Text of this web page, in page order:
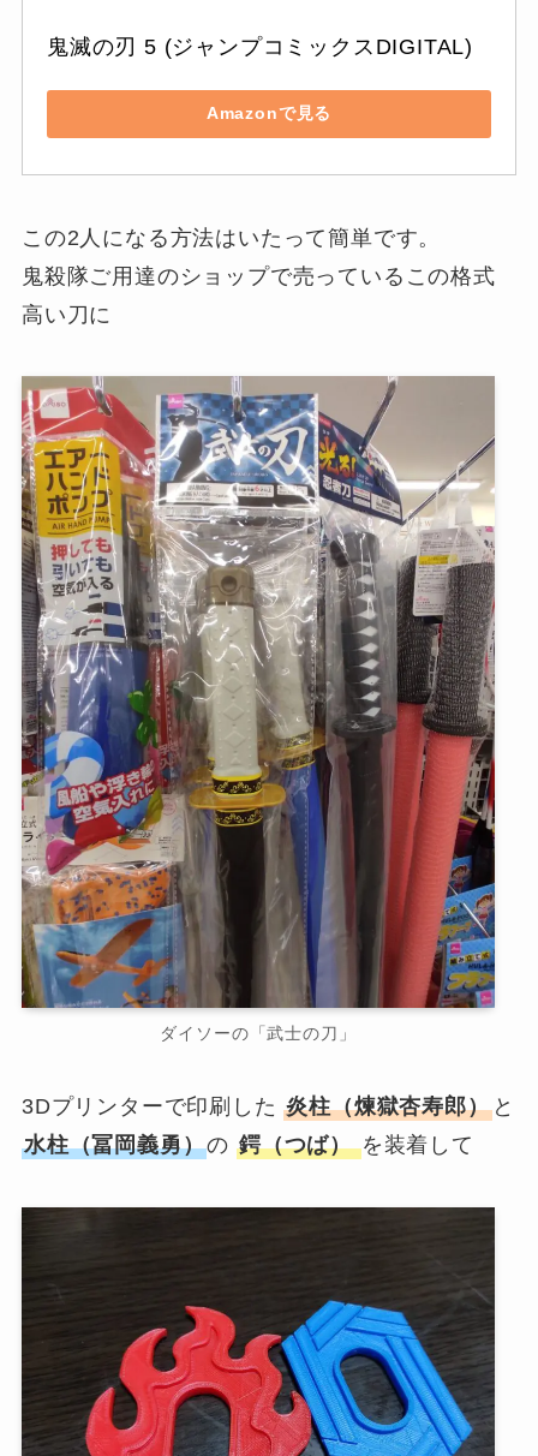
鬼滅の刃 5 (ジャンプコミックスDIGITAL)
Amazonで見る
この2人になる方法はいたって簡単です。
鬼殺隊ご用達のショップで売っているこの格式
高い刀に
ダイソーの「武士の刀」
3Dプリンターで印刷した炎柱（煉獄杏寿郎）と
水柱（冨岡義勇）の 鍔（つば）を装着して